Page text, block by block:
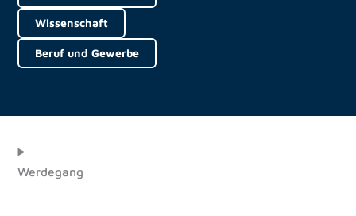
Wissenschaft
Beruf und Gewerbe
Werdegang